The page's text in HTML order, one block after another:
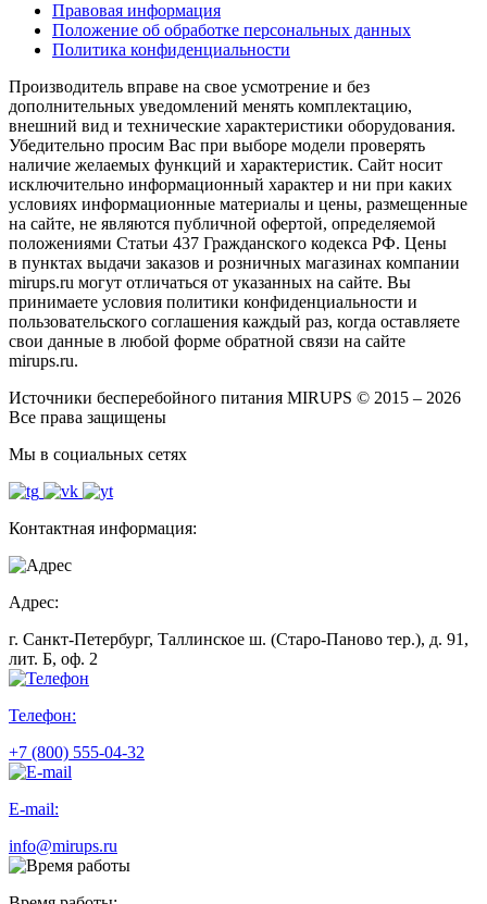
Правовая информация
Положение об обработке персональных данных
Политика конфиденциальности
Производитель вправе на свое усмотрение и без
дополнительных уведомлений менять комплектацию,
внешний вид и технические характеристики оборудования.
Убедительно просим Вас при выборе модели проверять
наличие желаемых функций и характеристик. Сайт носит
исключительно информационный характер и ни при каких
условиях информационные материалы и цены, размещенные
на сайте, не являются публичной офертой, определяемой
положениями Статьи 437 Гражданского кодекса РФ. Цены
в пунктах выдачи заказов и розничных магазинах компании
mirups.ru могут отличаться от указанных на сайте. Вы
принимаете условия политики конфиденциальности и
пользовательского соглашения каждый раз, когда оставляете
свои данные в любой форме обратной связи на сайте
mirups.ru.
Источники бесперебойного питания MIRUPS © 2015 – 2026
Все права защищены
Мы в социальных сетях
Контактная информация:
Адрес:
г. Санкт-Петербург, Таллинское ш. (Старо-Паново тер.), д. 91,
лит. Б, оф. 2
Телефон:
+7 (800) 555-04-32
E-mail:
info@mirups.ru